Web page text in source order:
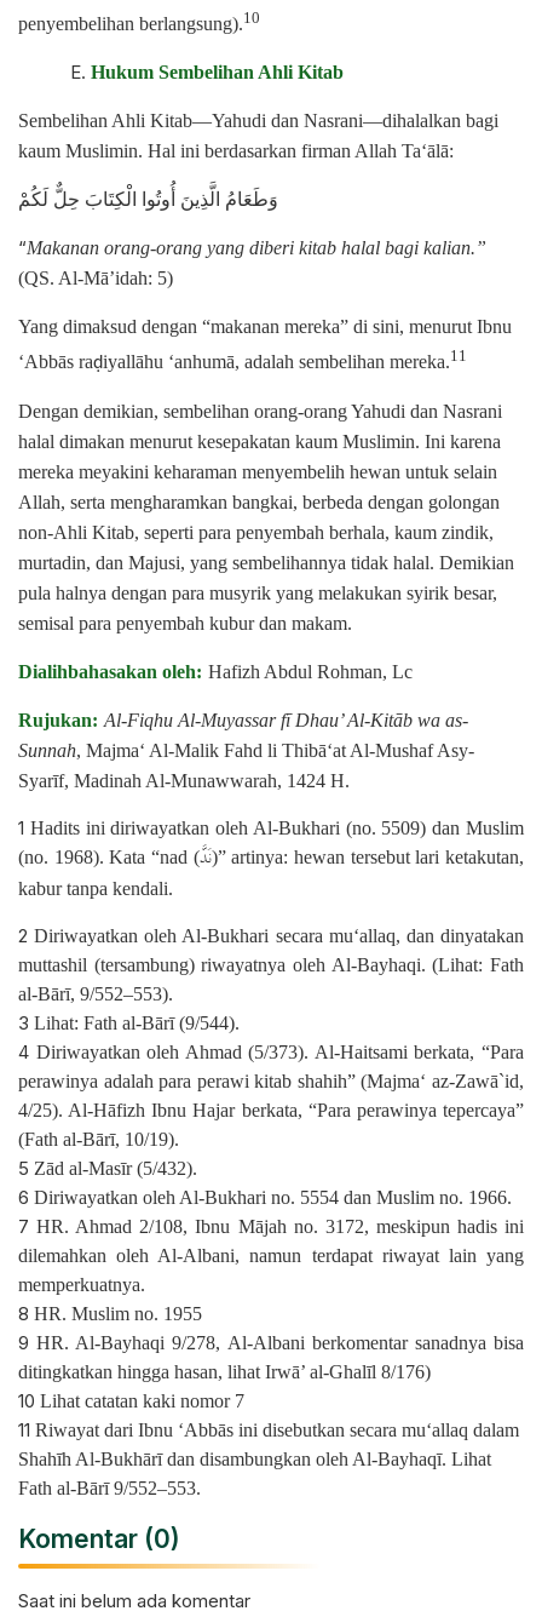
penyembelihan berlangsung).10
Hukum Sembelihan Ahli Kitab
Sembelihan Ahli Kitab—Yahudi dan Nasrani—dihalalkan bagi
kaum Muslimin. Hal ini berdasarkan firman Allah Ta‘ālā:
وَطَعَامُ الَّذِينَ أُوتُوا الْكِتَابَ حِلٌّ لَكُمْ
“Makanan orang-orang yang diberi kitab halal bagi kalian.”
(QS. Al-Mā’idah: 5)
Yang dimaksud dengan “makanan mereka” di sini, menurut Ibnu
‘Abbās raḍiyallāhu ‘anhumā, adalah sembelihan mereka.11
Dengan demikian, sembelihan orang-orang Yahudi dan Nasrani
halal dimakan menurut kesepakatan kaum Muslimin. Ini karena
mereka meyakini keharaman menyembelih hewan untuk selain
Allah, serta mengharamkan bangkai, berbeda dengan golongan
non-Ahli Kitab, seperti para penyembah berhala, kaum zindik,
murtadin, dan Majusi, yang sembelihannya tidak halal. Demikian
pula halnya dengan para musyrik yang melakukan syirik besar,
semisal para penyembah kubur dan makam.
Dialihbahasakan oleh: Hafizh Abdul Rohman, Lc
Rujukan: Al-Fiqhu Al-Muyassar fī Dhau’ Al-Kitāb wa as-
Sunnah, Majma‘ Al-Malik Fahd li Thibā‘at Al-Mushaf Asy-
Syarīf, Madinah Al-Munawwarah, 1424 H.
1 Hadits ini diriwayatkan oleh Al-Bukhari (no. 5509) dan Muslim
(no. 1968). Kata “nad (نَدَّ)” artinya: hewan tersebut lari ketakutan,
kabur tanpa kendali.
2 Diriwayatkan oleh Al-Bukhari secara mu‘allaq, dan dinyatakan
muttashil (tersambung) riwayatnya oleh Al-Bayhaqi. (Lihat: Fath
al-Bārī, 9/552–553).
3 Lihat: Fath al-Bārī (9/544).
4 Diriwayatkan oleh Ahmad (5/373). Al-Haitsami berkata, “Para
perawinya adalah para perawi kitab shahih” (Majma‘ az-Zawā`id,
4/25). Al-Hāfizh Ibnu Hajar berkata, “Para perawinya tepercaya”
(Fath al-Bārī, 10/19).
5 Zād al-Masīr (5/432).
6 Diriwayatkan oleh Al-Bukhari no. 5554 dan Muslim no. 1966.
7 HR. Ahmad 2/108, Ibnu Mājah no. 3172, meskipun hadis ini
dilemahkan oleh Al-Albani, namun terdapat riwayat lain yang
memperkuatnya.
8 HR. Muslim no. 1955
9 HR. Al-Bayhaqi 9/278, Al-Albani berkomentar sanadnya bisa
ditingkatkan hingga hasan, lihat Irwā’ al-Ghalīl 8/176)
10 Lihat catatan kaki nomor 7
11 Riwayat dari Ibnu ‘Abbās ini disebutkan secara mu‘allaq dalam
Shahīh Al-Bukhārī dan disambungkan oleh Al-Bayhaqī. Lihat
Fath al-Bārī 9/552–553.
Komentar (0)
Saat ini belum ada komentar